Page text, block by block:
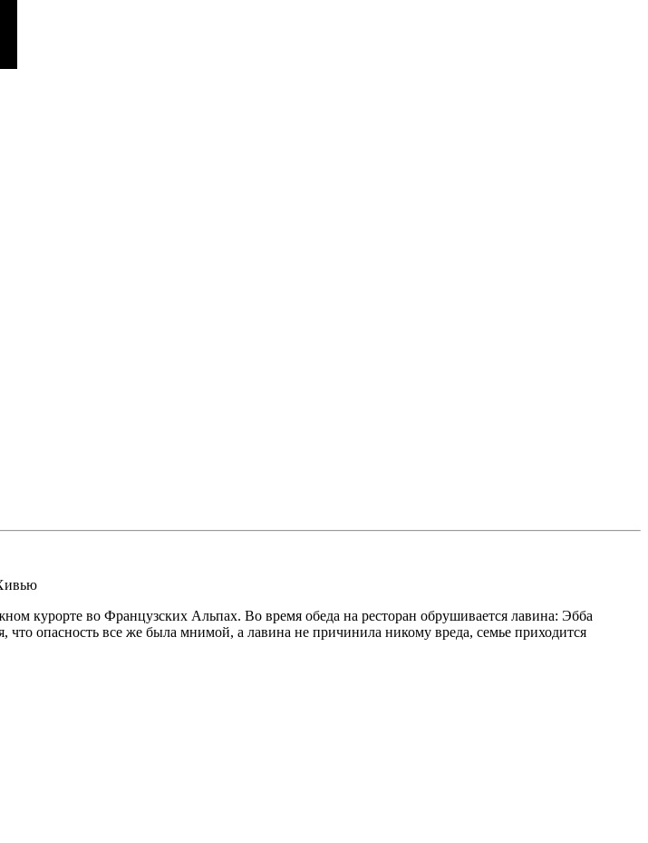
курорте во Французских Альпах. Во время обеда на ресторан обрушивается лавина: Эбба
опасность все же была мнимой, а лавина не причинила никому вреда, семье приходится